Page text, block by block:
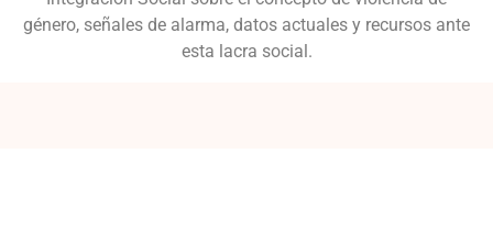
género, señales de alarma, datos actuales y recursos ante
esta lacra social.